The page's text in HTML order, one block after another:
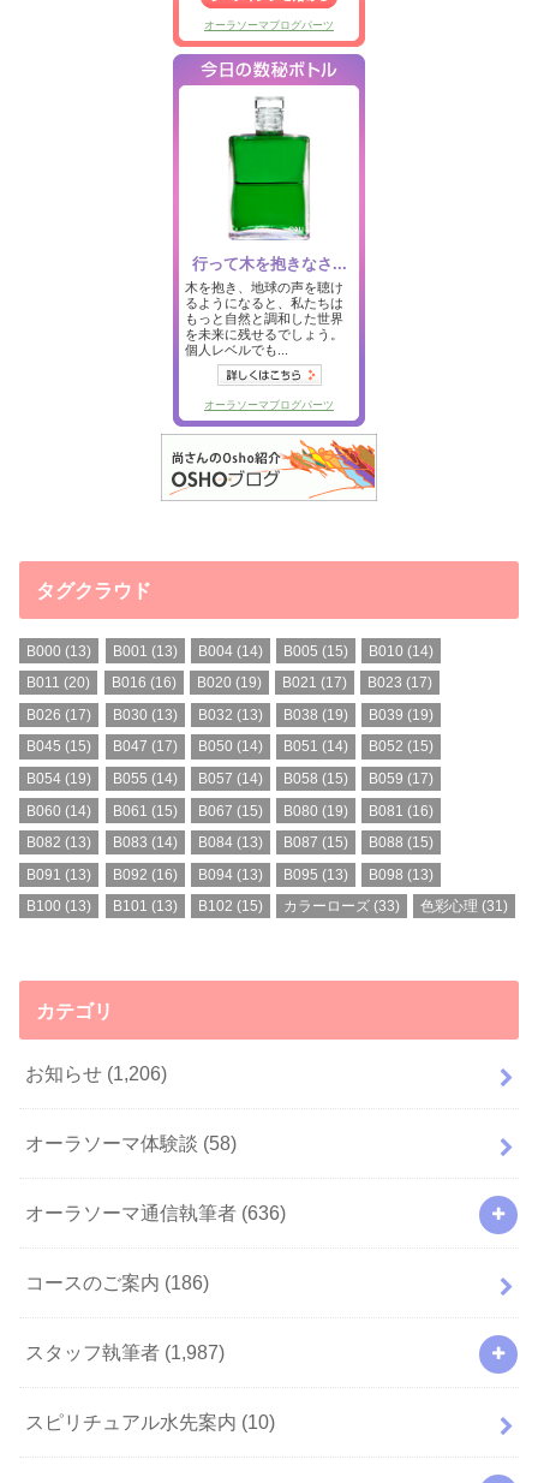
タグクラウド
B000 (13) B001 (13) B004(14) B005 (15) B010 (14)
B011 (20) B016 (16) B020 (19) B021 (17) B023 (17)
B026 (17) B030 (13) B032 (13) B038 (19) B039 (19)
B045 (15) B047 (17) B050 (14) B051 (14) B052 (15)
B054 (19) B055 (14) B057 (14) B058 (15) B059 (17)
B060 (14) B061 (15) B067 (15) B080 (19) B081 (16)
B082 (13) B083 (14) B084(13) B087 (15) B088 (15)
B091 (13) B092 (16) B094(13) B095 (13) B098 (13)
B100 (13) B101 (13) B102 (15) カラーローズ (33) 色彩心理 (31)
カテゴリ
お知らせ (1,206)
オーラソーマ体験談 (58)
オーラソーマ通信執筆者 (636)
コースのご案内 (186)
スタッフ執筆者 (1,987)
スピリチュアル水先案内 (10)